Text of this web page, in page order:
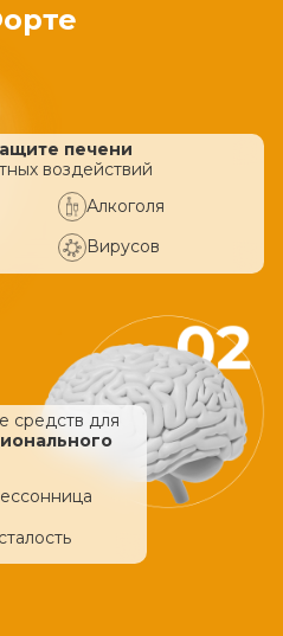
печени
воздействий
Алкоголя
Вирусов
средств для